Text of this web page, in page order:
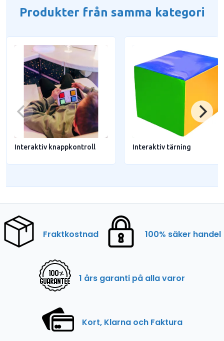
Produkter från samma kategori
Interaktiv knappkontroll Interaktiv tärning
Fraktkostnad 100% säker handel
1 års garanti på alla varor
Kort, Klarna och Faktura